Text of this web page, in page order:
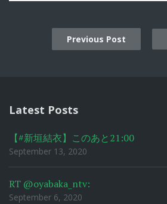
Previous Post
Latest Posts
【#新垣結衣】このあと21:00
September 13, 2020
RT @oyabaka_ntv:
September 6, 2020